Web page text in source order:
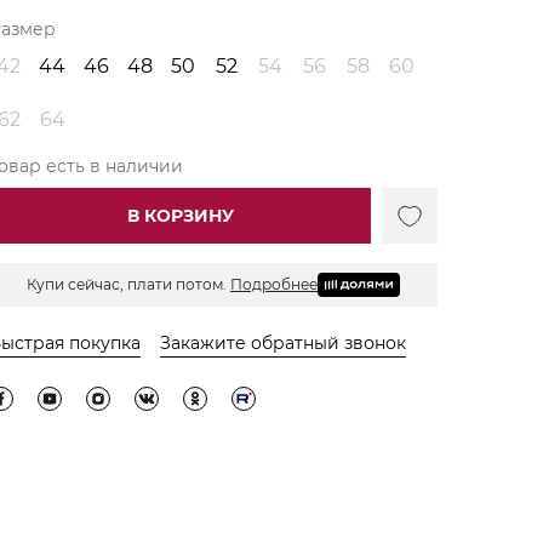
44 46 48 50 52 54 56 58 60
64
есть в наличии
В КОРЗИНУ
Купи сейчас, плати потом. Подробнее
покупка Закажите обратный звонок